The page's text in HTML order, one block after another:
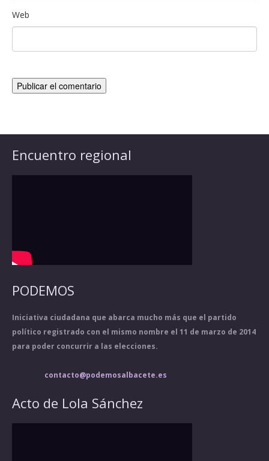
Web
Encuentro regional
PODEMOS
Iniciativa ciudadana que abarca mucho más que el partido
político registrado con el mismo nombre el 11 de marzo de 2014
para poder concurrir a las elecciones.
contacto@podemosalbacete.es
Acto de Lola Sánchez